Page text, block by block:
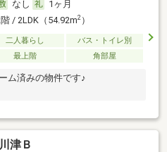
なし
1ヶ月
/ 2LDK（54.92m2）
二人暮らし
バス・トイレ別
最上階 角部屋
ム済みの物件です♪
津Ｂ